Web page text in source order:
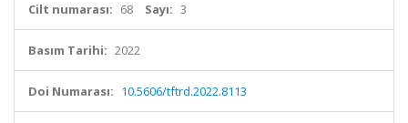
Cilt numarası: 68 Sayı: 3
Basım Tarihi: 2022
Doi Numarası: 10.5606/tftrd.2022.8113